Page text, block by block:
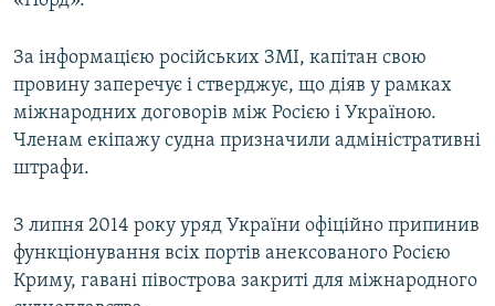
За інформацією російських ЗМІ, капітан свою
провину заперечує і стверджує, що діяв у рамках
міжнародних договорів між Росією і Україною.
Членам екіпажу судна призначили адміністративні
штрафи.
З липня 2014 року уряд України офіційно припинив
функціонування всіх портів анексованого Росією
Криму, гавані півострова закриті для міжнародного